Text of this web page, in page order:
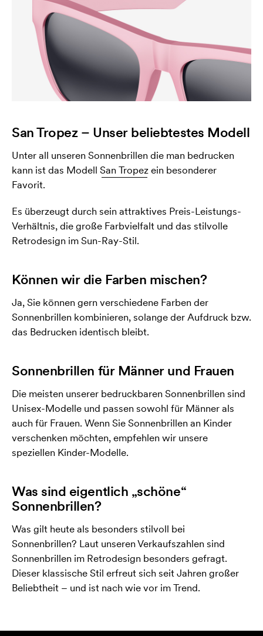
San Tropez – Unser beliebtestes Modell
Unter all unseren Sonnenbrillen die man bedrucken
kann ist das Modell San Tropezein besonderer
Favorit.
Es überzeugt durch sein attraktives Preis-Leistungs-
Verhältnis, die große Farbvielfalt und das stilvolle
Retrodesign im Sun-Ray-Stil.
Können wir die Farben mischen?
Ja, Sie können gern verschiedene Farben der
Sonnenbrillen kombinieren, solange der Aufdruck bzw.
das Bedrucken identisch bleibt.
Sonnenbrillen für Männer und Frauen
Die meisten unserer bedruckbaren Sonnenbrillen sind
Unisex-Modelle und passen sowohl für Männer als
auch für Frauen. Wenn Sie Sonnenbrillen an Kinder
verschenken möchten, empfehlen wir unsere
speziellen Kinder-Modelle.
Was sind eigentlich „schöne“
Sonnenbrillen?
Was gilt heute als besonders stilvoll bei
Sonnenbrillen? Laut unseren Verkaufszahlen sind
Sonnenbrillen im Retrodesign besonders gefragt.
Dieser klassische Stil erfreut sich seit Jahren großer
Beliebtheit – und ist nach wie vor im Trend.